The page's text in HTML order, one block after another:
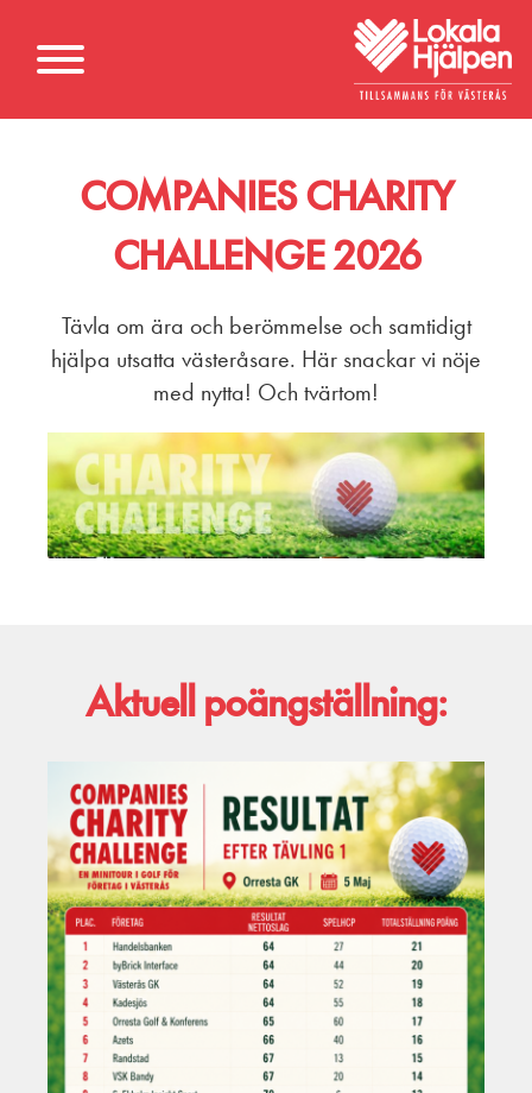
COMPANIES CHARITY
CHALLENGE 2026
Tävla om ära och berömmelse och samtidigt
hjälpa utsatta västeråsare. Här snackar vi nöje
med nytta! Och tvärtom!
Aktuell poängställning: